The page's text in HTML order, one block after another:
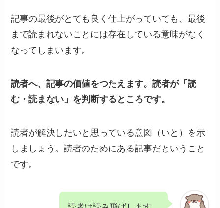
記事の最後がとても良く仕上がっていても、最後
まで読まれないことには存在している意味がなく
なってしまいます。
読者へ、記事の価値をつたえます。読者が「読
む・読まない」を判断するところです。
読者が解決したいと思っている意図（いと）を示
しましょう。読者のためにある記事だということ
です。